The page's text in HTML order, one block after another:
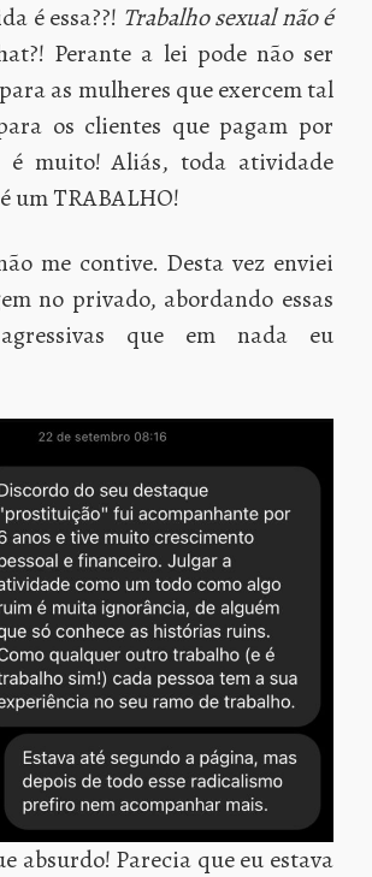
é essa??! Trabalho sexual não é
Perante a lei pode não ser
as mulheres que exercem tal
os clientes que pagam por
é muito! Aliás, toda atividade
um TRABALHO!
me contive. Desta vez enviei
no privado, abordando essas
que em nada eu
absurdo! Parecia que eu estava